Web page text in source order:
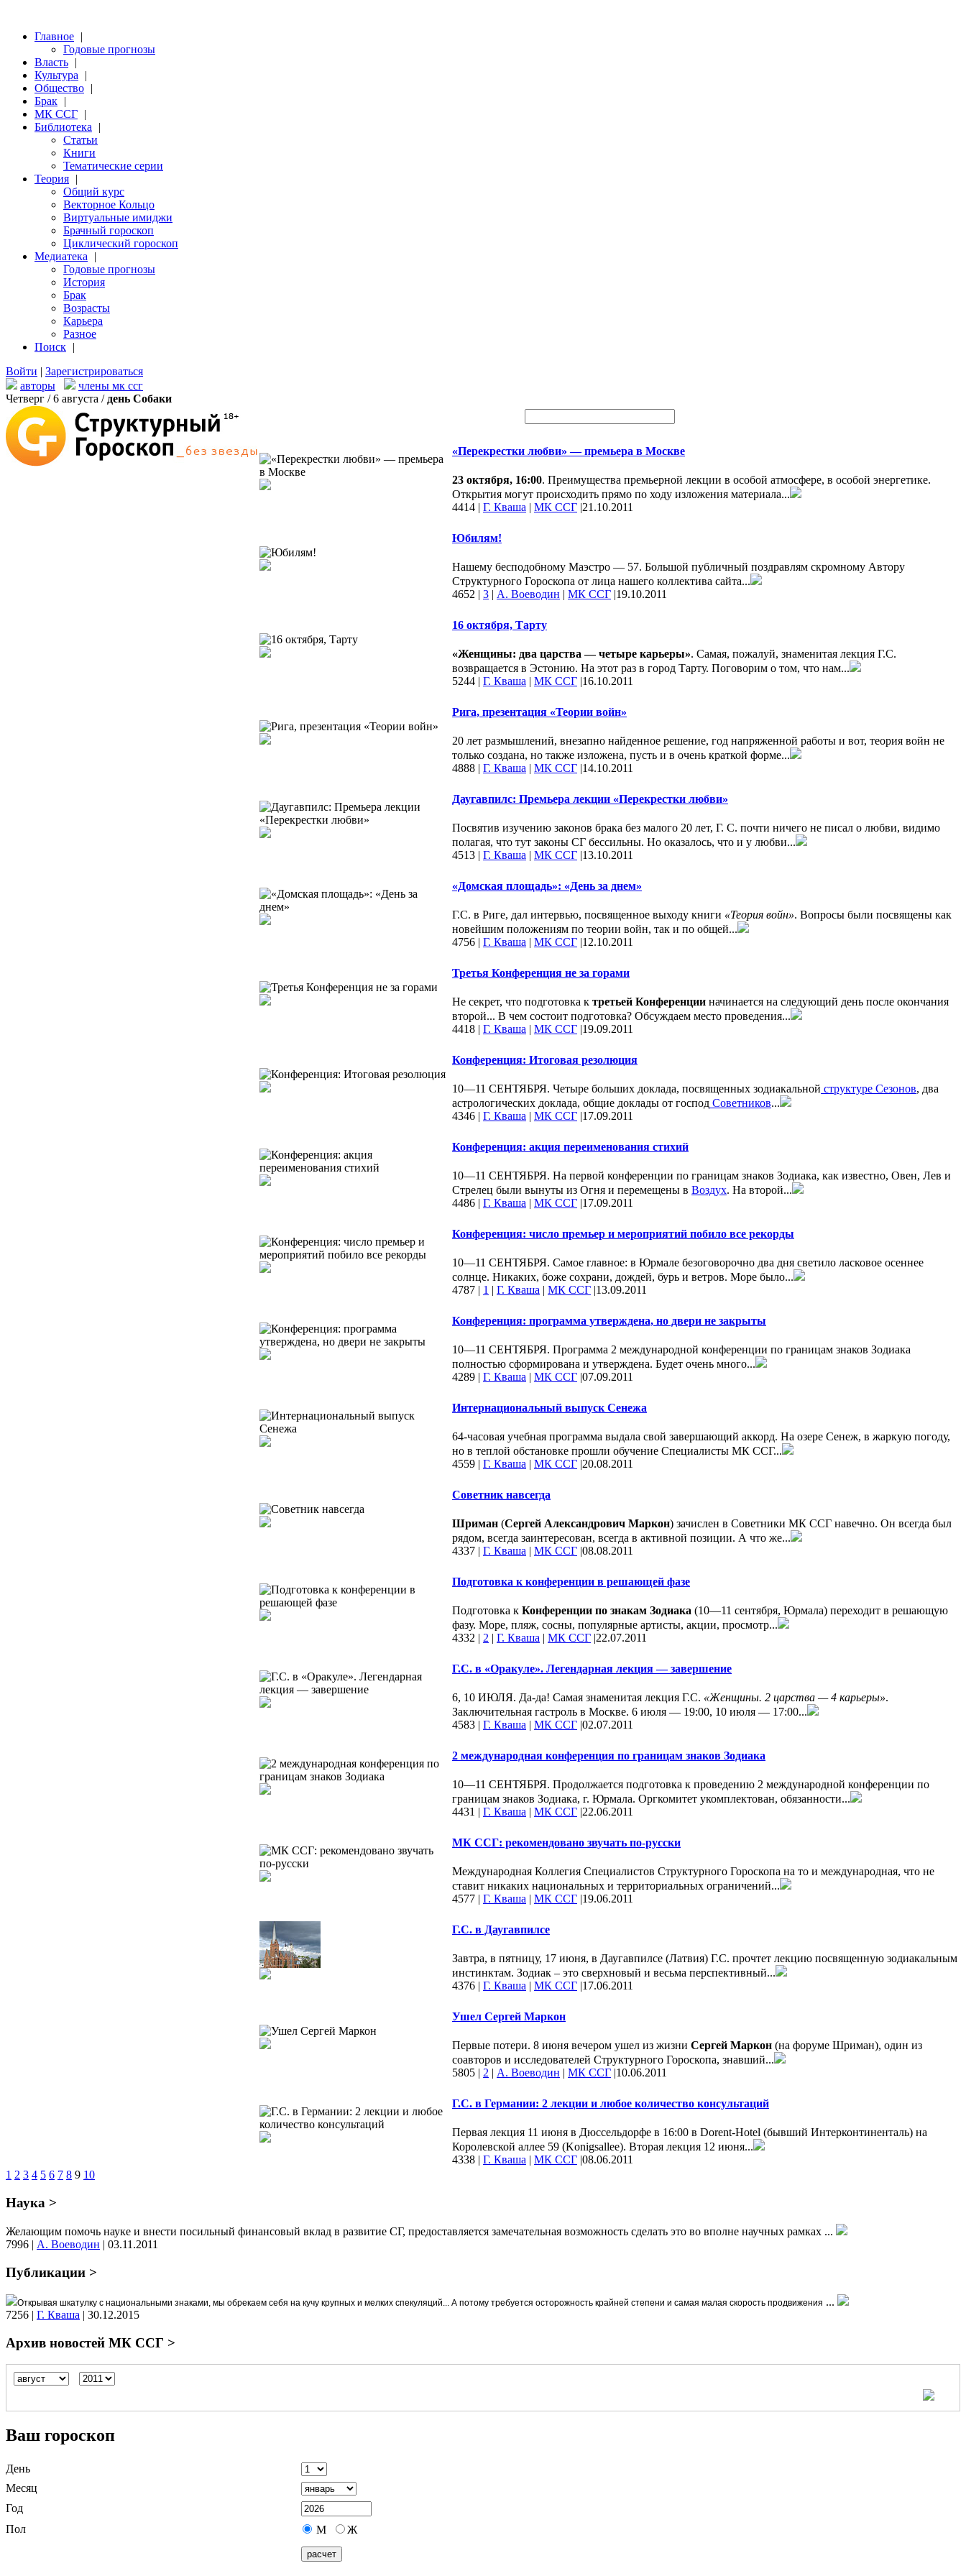
Главное |
Годовые прогнозы
Власть |
Культура
|
Общество |
Брак |
МК ССГ |
Библиотека
|
Статьи
Книги
Тематические серии
Теория |
Общий курс
Векторное Кольцо
Виртуальные имиджи
Брачный гороскоп
Циклический гороскоп
Медиатека
|
Годовые прогнозы
История
Брак
Возрасты
Карьера
Разное
Поиск |
Войти | Зарегистрироваться
авторы
члены мк ссг
Четверг / 6 августа / день Собаки
«Перекрестки любви» — премьера в Москве
23 октября, 16:00. Преимущества премьерной лекции в особой атмосфере, в особой энергетике.
Открытия могут происходить прямо по ходу изложения материала...
4414 | Г. Кваша | МК ССГ |21.10.2011
Юбилям!
Нашему бесподобному Маэстро — 57. Большой публичный поздравлям скромному Автору
Структурного Гороскопа от лица нашего коллектива сайта...
4652 | 3 | А. Воеводин | МК ССГ |19.10.2011
16 октября, Тарту
«Женщины: два царства — четыре карьеры». Самая, пожалуй, знаменитая лекция Г.С.
возвращается в Эстонию. На этот раз в город Тарту. Поговорим о том, что нам...
5244 | Г. Кваша | МК ССГ |16.10.2011
Рига, презентация «Теории войн»
20 лет размышлений, внезапно найденное решение, год напряженной работы и вот, теория войн не
только создана, но также изложена, пусть и в очень краткой форме...
4888 | Г. Кваша | МК ССГ |14.10.2011
Даугавпилс: Премьера лекции «Перекрестки любви»
Посвятив изучению законов брака без малого 20 лет, Г. С. почти ничего не писал о любви, видимо
полагая, что тут законы СГ бессильны. Но оказалось, что и у любви...
4513 | Г. Кваша | МК ССГ |13.10.2011
«Домская площадь»: «День за днем»
Г.С. в Риге, дал интервью, посвященное выходу книги «Теория войн». Вопросы были посвящены как
новейшим положениям по теории войн, так и по общей...
4756 | Г. Кваша | МК ССГ |12.10.2011
Третья Конференция не за горами
Не секрет, что подготовка к третьей Конференции начинается на следующий день после окончания
второй... В чем состоит подготовка? Обсуждаем место проведения...
4418 | Г. Кваша | МК ССГ |19.09.2011
Конференция: Итоговая резолюция
10—11 СЕНТЯБРЯ. Четыре больших доклада, посвященных зодиакальной структуре Сезонов, два
астрологических доклада, общие доклады от господ Советников...
4346 | Г. Кваша | МК ССГ |17.09.2011
Конференция: акция переименования стихий
10—11 СЕНТЯБРЯ. На первой конференции по границам знаков Зодиака, как известно, Овен, Лев и
Стрелец были вынуты из Огня и перемещены в Воздух. На второй...
4486 | Г. Кваша | МК ССГ |17.09.2011
Конференция: число премьер и мероприятий побило все рекорды
10—11 СЕНТЯБРЯ. Самое главное: в Юрмале безоговорочно два дня светило ласковое осеннее
солнце. Никаких, боже сохрани, дождей, бурь и ветров. Море было...
4787 | 1 | Г. Кваша | МК ССГ |13.09.2011
Конференция: программа утверждена, но двери не закрыты
10—11 СЕНТЯБРЯ. Программа 2 международной конференции по границам знаков Зодиака
полностью сформирована и утверждена. Будет очень много...
4289 | Г. Кваша | МК ССГ |07.09.2011
Интернациональный выпуск Сенежа
64-часовая учебная программа выдала свой завершающий аккорд. На озере Сенеж, в жаркую погоду,
но в теплой обстановке прошли обучение Специалисты МК ССГ...
4559 | Г. Кваша | МК ССГ |20.08.2011
Советник навсегда
Шриман (Сергей Александрович Маркон) зачислен в Советники МК ССГ навечно. Он всегда был
рядом, всегда заинтересован, всегда в активной позиции. А что же...
4337 | Г. Кваша | МК ССГ |08.08.2011
Подготовка к конференции в решающей фазе
Подготовка к Конференции по знакам Зодиака (10—11 сентября, Юрмала) переходит в решающую
фазу. Море, пляж, сосны, популярные артисты, акции, просмотр...
4332 | 2 | Г. Кваша | МК ССГ |22.07.2011
Г.С. в «Оракуле». Легендарная лекция — завершение
6, 10 ИЮЛЯ. Да-да! Самая знаменитая лекция Г.С. «Женщины. 2 царства — 4 карьеры».
Заключительная гастроль в Москве. 6 июля — 19:00, 10 июля — 17:00...
4583 | Г. Кваша | МК ССГ |02.07.2011
2 международная конференция по границам знаков Зодиака
10—11 СЕНТЯБРЯ. Продолжается подготовка к проведению 2 международной конференции по
границам знаков Зодиака, г. Юрмала. Оргкомитет укомплектован, обязанности...
4431 | Г. Кваша | МК ССГ |22.06.2011
МК ССГ: рекомендовано звучать по-русски
Международная Коллегия Специалистов Структурного Гороскопа на то и международная, что не
ставит никаких национальных и территориальных ограничений...
4577 | Г. Кваша | МК ССГ |19.06.2011
Г.С. в Даугавпилсе
Завтра, в пятницу, 17 июня, в Даугавпилсе (Латвия) Г.С. прочтет лекцию посвященную зодиакальным
инстинктам. Зодиак – это сверхновый и весьма перспективный...
4376 | Г. Кваша | МК ССГ |17.06.2011
Ушел Сергей Маркон
Первые потери. 8 июня вечером ушел из жизни Сергей Маркон (на форуме Шриман), один из
соавторов и исследователей Структурного Гороскопа, знавший...
5805 | 2 | А. Воеводин | МК ССГ |10.06.2011
Г.С. в Германии: 2 лекции и любое количество консультаций
Первая лекция 11 июня в Дюссельдорфе в 16:00 в Dorent-Hotel (бывший Интерконтиненталь) на
Королевской аллее 59 (Konigsallee). Вторая лекция 12 июня...
4338 | Г. Кваша | МК ССГ |08.06.2011
1 2 3 4 5 6 7 8 9 10
Наука >
Желающим помочь науке и внести посильный финансовый вклад в развитие СГ, предоставляется замечательная возможность сделать это во вполне научных рамках ...
7996 | А. Воеводин | 03.11.2011
Публикации >
Открывая шкатулку с национальными знаками, мы обрекаем себя на кучу крупных и мелких спекуляций... А потому требуется осторожность крайней степени и самая малая скорость продвижения ...
7256 | Г. Кваша | 30.12.2015
Архив новостей МК ССГ >
Ваш гороскоп
День
Месяц
Год
Пол
М Ж